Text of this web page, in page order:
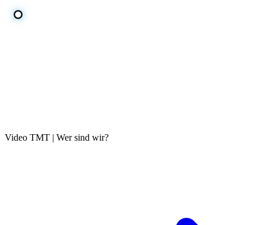
Video TMT | Wer sind wir?